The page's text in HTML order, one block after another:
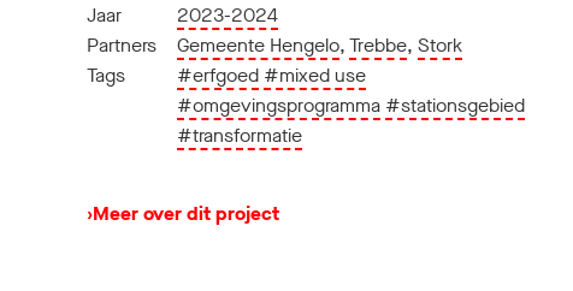
Jaar
2023-2024
Partners
Gemeente Hengelo,Trebbe, Stork
Tags
#erfgoed #mixed use
#omgevingsprogramma #stationsgebied
#transformatie
›Meer over dit project